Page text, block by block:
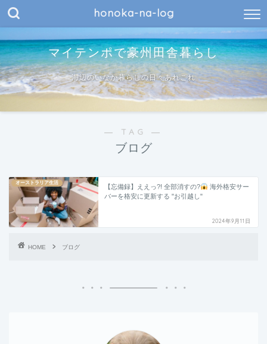
honoka-na-log
マイテンポで豪州田舎暮らし
海辺のいなか暮らしの日々あれこれ
― TAG ―
ブログ
オーストラリア生活
【忘備録】ええっ?! 全部消すの?
海外格安サー
バーを格安に更新する "お引越し"
2024年9月11日
HOME ブログ